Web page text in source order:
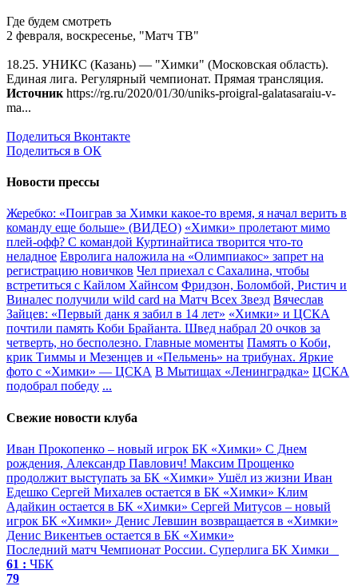
Где будем смотреть
2 февраля, воскресенье, "Матч ТВ"
18.25. УНИКС (Казань) — "Химки" (Московская область).
Единая лига. Регулярный чемпионат. Прямая трансляция.
Источник https://rg.ru/2020/01/30/uniks-proigral-galatasaraiu-v-
ma...
Поделиться Вконтакте
Поделиться в ОК
Новости прессы
Жеребко: «Поиграв за Химки какое-то время, я начал верить в
команду еще больше» (ВИДЕО) «Химки» пролетают мимо
плей-офф? С командой Куртинайтиса творится что-то
неладное Евролига наложила на «Олимпиакос» запрет на
регистрацию новичков Чел приехал с Сахалина, чтобы
встретиться с Кайлом Хайнсом Фридзон, Боломбой, Ристич и
Виналес получили wild card на Матч Всех Звезд Вячеслав
Зайцев: «Первый данк я забил в 14 лет» «Химки» и ЦСКА
почтили память Коби Брайанта. Швед набрал 20 очков за
четверть, но бесполезно. Главные моменты Память о Коби,
крик Тиммы и Мезенцев и «Пельмень» на трибунах. Яркие
фото с «Химки» — ЦСКА В Мытищах «Ленинградка» ЦСКА
подобрал победу ...
Свежие новости клуба
Иван Прокопенко – новый игрок БК «Химки» С Днем
рождения, Александр Павлович! Максим Прощенко
продолжит выступать за БК «Химки» Ушёл из жизни Иван
Едешко Сергей Михалев остается в БК «Химки» Клим
Адайкин остается в БК «Химки» Сергей Митусов – новый
игрок БК «Химки» Денис Левшин возвращается в «Химки»
Денис Викентьев остается в БК «Химки»
Последний матч Чемпионат России. Суперлига БК Химки
61 : ЧБК
79